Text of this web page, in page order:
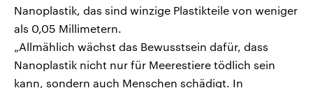
Nanoplastik, das sind winzige Plastikteile von weniger
als 0,05 Millimetern.
„Allmählich wächst das Bewusstsein dafür, dass
Nanoplastik nicht nur für Meerestiere tödlich sein
kann, sondern auch Menschen schädigt. In